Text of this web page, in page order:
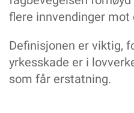
flere innvendinger mot
Definisjonen er viktig,
yrkesskade er i
som får erstatning.